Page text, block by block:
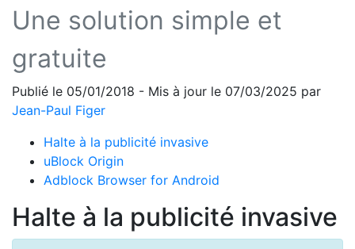
Une solution simple et
gratuite
Publié le 05/01/2018 - Mis à jour le 07/03/2025 par
Jean-Paul Figer
Halte à la publicité invasive
uBlock Origin
Adblock Browser for Android
Halte à la publicité invasive